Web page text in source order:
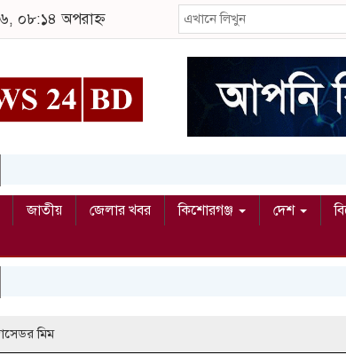
০৮:১৪ অপরাহ্ন
জাতীয় জেলার খবর কিশোরগঞ্জ দেশ
মিম